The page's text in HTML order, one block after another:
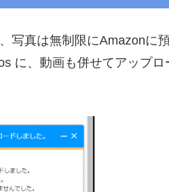
写真は無制限にAmazonに預
に、動画も併せてアップ